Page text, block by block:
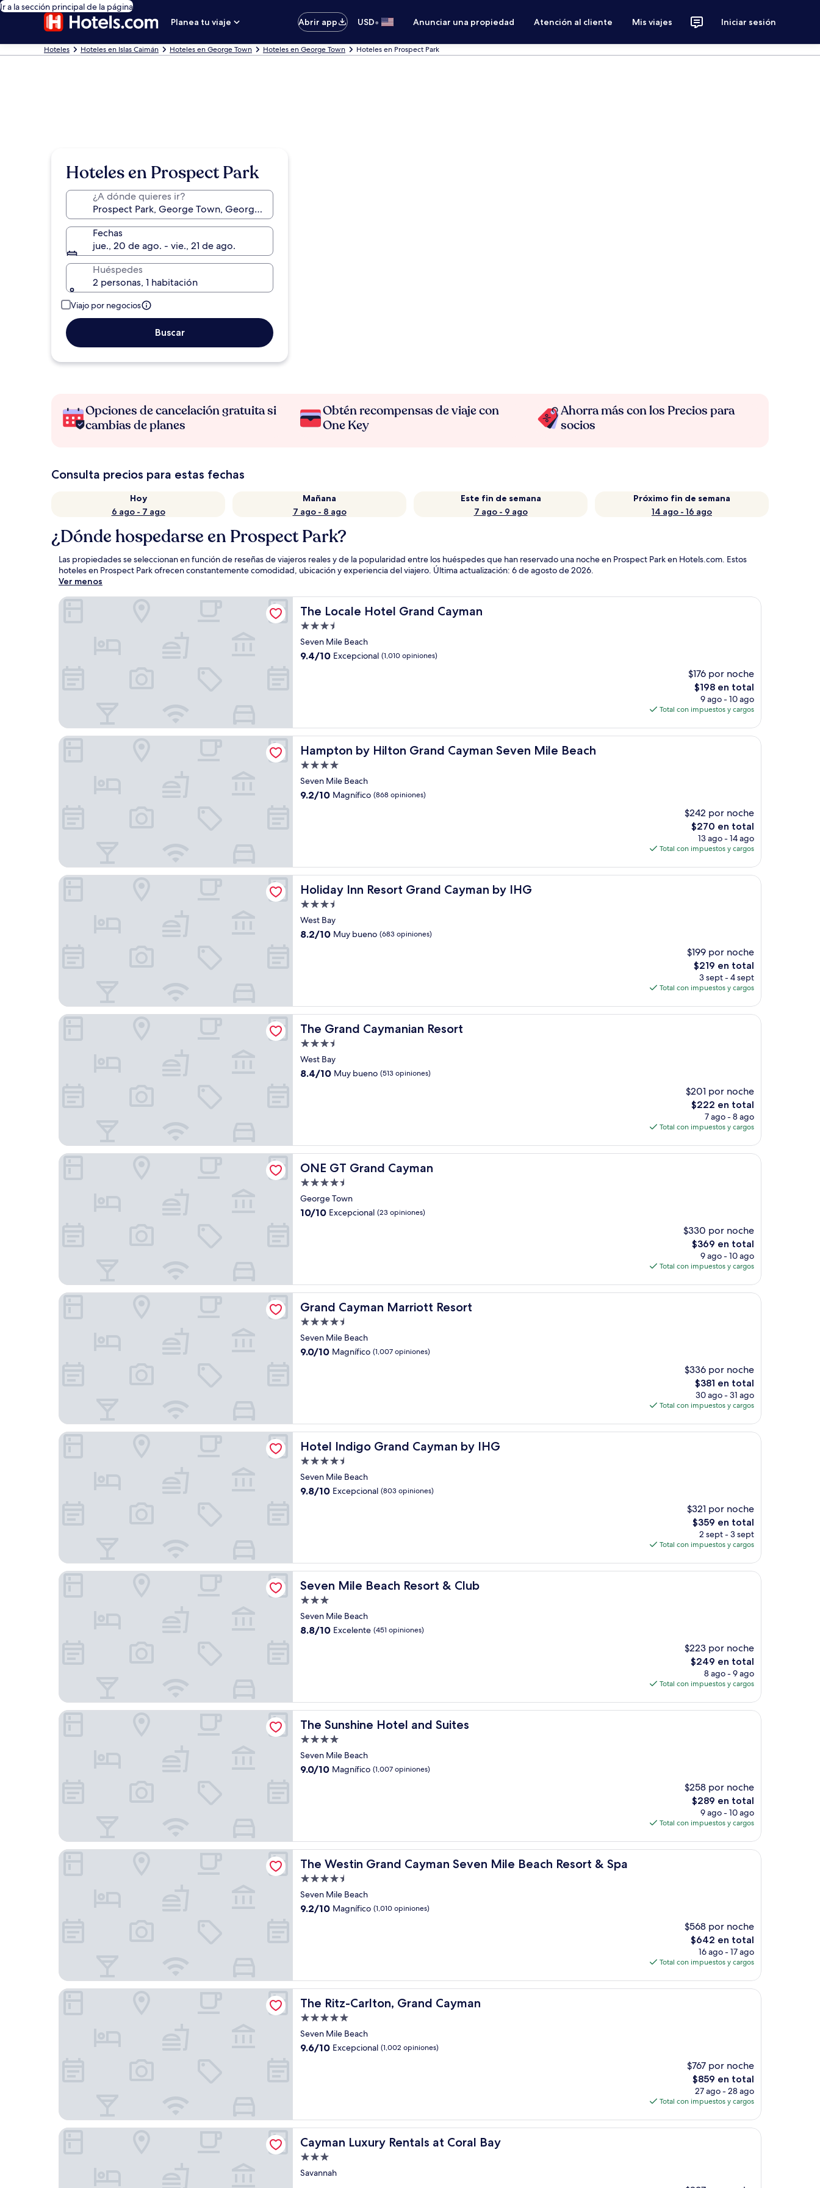
Ir a la sección principal de la página
Planea tu viaje
Abrir app USD• Anunciar una propiedad Atención al cliente Mis viajes Iniciar sesión
Hoteles Hoteles en Islas Caimán Hoteles en George Town Hoteles en George Town Hoteles en Prospect Park
Hoteles en Prospect Park
¿A dónde quieres ir?
Fechas
jue., 20 de ago. - vie., 21 de ago.
Huéspedes
2 personas, 1 habitación
Viajo por negocios
Buscar
Opciones de cancelación gratuita si
cambias de planes
Obtén recompensas de viaje con
One Key
Ahorra más con los Precios para
socios
Consulta precios para estas fechas
Hoy
6 ago - 7 ago
Mañana
7 ago - 8 ago
Este fin de semana
7 ago - 9 ago
Próximo fin de semana
14 ago - 16 ago
¿Dónde hospedarse en Prospect Park?
Las propiedades se seleccionan en función de reseñas de viajeros reales y de la popularidad entre los huéspedes que han reservado una noche en Prospect Park en Hotels.com. Estos
hoteles en Prospect Park ofrecen constantemente comodidad, ubicación y experiencia del viajero. Última actualización: 6 de agosto de 2026.
Ver menos
The Locale Hotel Grand Cayman
The Locale Hotel Grand Cayman
Propiedad
de
3.5
Seven Mile Beach
9.4
9.4/10 Excepcional (1,010 opiniones)
$176 por noche
El
precio
actual
de
$198 en total
9 ago - 10 ago
Total con impuestos y cargos
The Locale Hotel Grand Cayman
Hampton by Hilton Grand Cayman Seven Mile Beach
Hampton by Hilton Grand Cayman Seven Mile Beach
Propiedad
de
4.0
Seven Mile Beach
9.2
9.2/10 Magnífico (868 opiniones)
$242 por noche
El
precio
actual
de
$270 en total
13 ago - 14 ago
Total con impuestos y cargos
Hampton by Hilton Grand Cayman Seven Mile Beach
Holiday Inn Resort Grand Cayman by IHG
Holiday Inn Resort Grand Cayman by IHG
Propiedad
de
3.5
West Bay
8.2
8.2/10 Muy bueno (683 opiniones)
$199 por noche
El
precio
actual
de
$219 en total
3 sept - 4 sept
Total con impuestos y cargos
Holiday Inn Resort Grand Cayman by IHG
The Grand Caymanian Resort
The Grand Caymanian Resort
Propiedad
de
3.5
West Bay
8.4
8.4/10 Muy bueno (513 opiniones)
$201 por noche
El
precio
actual
de
$222 en total
7 ago - 8 ago
Total con impuestos y cargos
The Grand Caymanian Resort
ONE GT Grand Cayman
ONE GT Grand Cayman
Propiedad
de
4.5
George Town
10.0
10/10 Excepcional (23 opiniones)
$330 por noche
El
precio
actual
de
$369 en total
9 ago - 10 ago
Total con impuestos y cargos
ONE GT Grand Cayman
Grand Cayman Marriott Resort
Grand Cayman Marriott Resort
Propiedad
de
4.5
Seven Mile Beach
9.0
9.0/10 Magnífico (1,007 opiniones)
$336 por noche
El
precio
actual
de
$381 en total
30 ago - 31 ago
Total con impuestos y cargos
Grand Cayman Marriott Resort
Hotel Indigo Grand Cayman by IHG
Hotel Indigo Grand Cayman by IHG
Propiedad
de
4.5
Seven Mile Beach
9.8
9.8/10 Excepcional (803 opiniones)
$321 por noche
El
precio
actual
de
$359 en total
2 sept - 3 sept
Total con impuestos y cargos
Hotel Indigo Grand Cayman by IHG
Seven Mile Beach Resort & Club
Seven Mile Beach Resort & Club
Propiedad
de
3.0
Seven Mile Beach
8.8
8.8/10 Excelente (451 opiniones)
$223 por noche
El
precio
actual
de
$249 en total
8 ago - 9 ago
Total con impuestos y cargos
Seven Mile Beach Resort & Club
The Sunshine Hotel and Suites
The Sunshine Hotel and Suites
Propiedad
de
4.0
Seven Mile Beach
9.0
9.0/10 Magnífico (1,007 opiniones)
$258 por noche
El
precio
actual
de
$289 en total
9 ago - 10 ago
Total con impuestos y cargos
The Sunshine Hotel and Suites
The Westin Grand Cayman Seven Mile Beach Resort & Spa
The Westin Grand Cayman Seven Mile Beach Resort & Spa
Propiedad
de
4.5
Seven Mile Beach
9.2
9.2/10 Magnífico (1,010 opiniones)
$568 por noche
El
precio
actual
de
$642 en total
16 ago - 17 ago
Total con impuestos y cargos
The Westin Grand Cayman Seven Mile Beach Resort & Spa
The Ritz-Carlton, Grand Cayman
The Ritz-Carlton, Grand Cayman
Propiedad
de
5.0
Seven Mile Beach
9.6
9.6/10 Excepcional (1,002 opiniones)
$767 por noche
El
precio
actual
de
$859 en total
27 ago - 28 ago
Total con impuestos y cargos
The Ritz-Carlton, Grand Cayman
Cayman Luxury Rentals at Coral Bay
Cayman Luxury Rentals at Coral Bay
Propiedad
de
Savannah
Cayman Luxury Rentals at Coral Bay